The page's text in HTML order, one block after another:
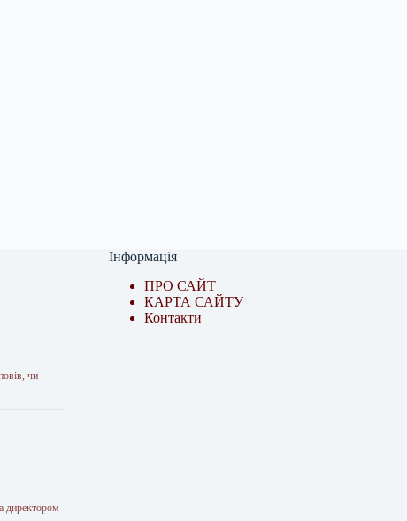
чи
директором
Інформація
ПРО САЙТ
КАРТА САЙТУ
Контакти